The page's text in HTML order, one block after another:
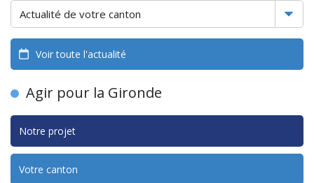
Voir toute l'actualité
Agir pour la Gironde
Notre projet
Votre canton